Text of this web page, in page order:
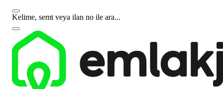
Kelime, semt veya ilan no ile ara...